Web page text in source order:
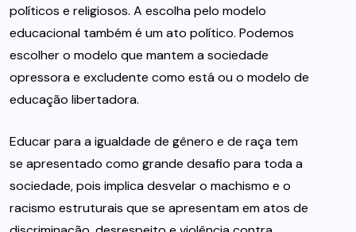
políticos e religiosos. A escolha pelo modelo
educacional também é um ato político. Podemos
escolher o modelo que mantem a sociedade
opressora e excludente como está ou o modelo de
educação libertadora.
Educar para a igualdade de gênero e de raça tem
se apresentado como grande desafio para toda a
sociedade, pois implica desvelar o machismo e o
racismo estruturais que se apresentam em atos de